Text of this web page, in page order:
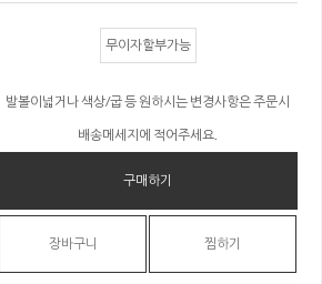
무이자할부가능
발볼이넓거나 색상/굽 등 원하시는 변경사항은 주문시
배송메세지에 적어주세요.
구매하기
장바구니 찜하기